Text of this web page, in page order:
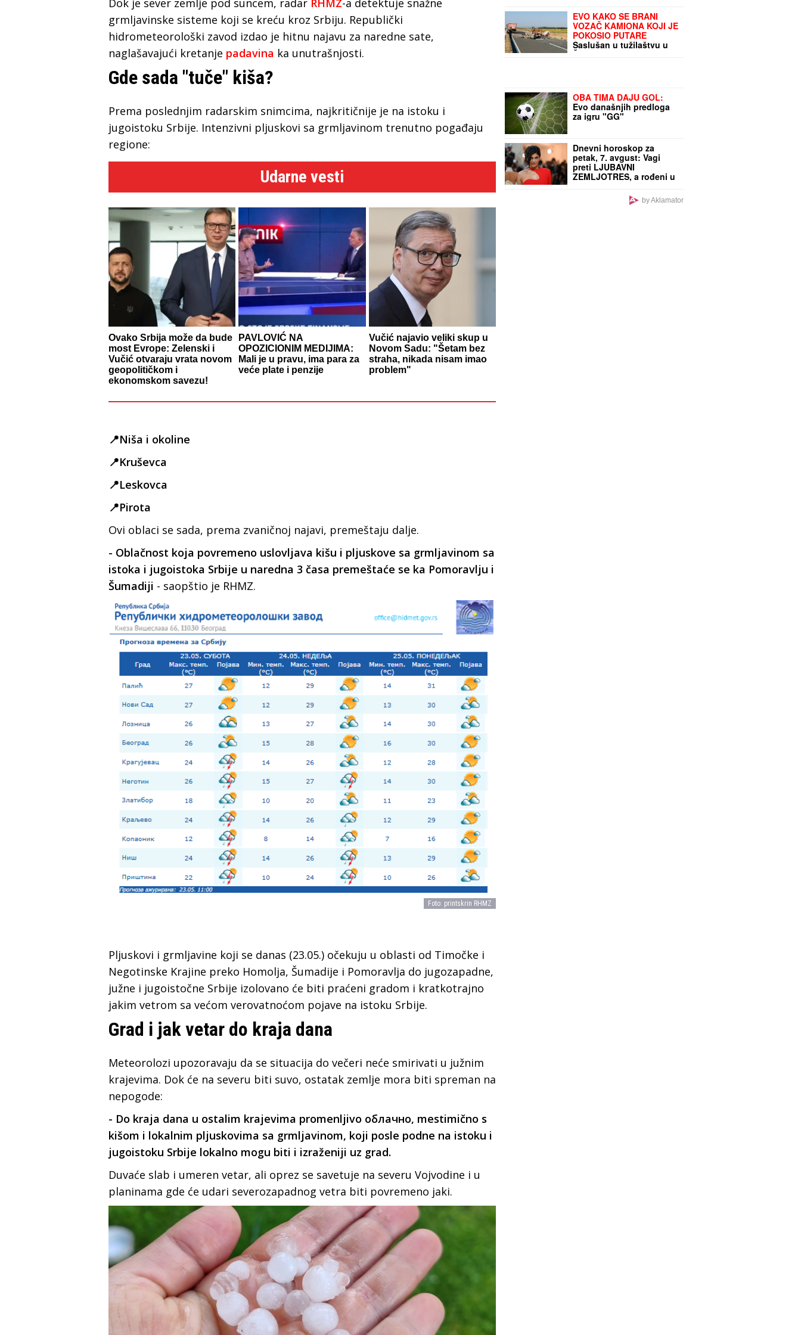
grmljavinske sisteme koji se kreću kroz Srbiju. Republički
hidrometeorološki zavod izdao je hitnu najavu za naredne sate,
naglašavajući kretanje padavina ka unutrašnjosti.
Gde sada "tuče" kiša?
Prema poslednjim radarskim snimcima, najkritičnije je na istoku i
jugoistoku Srbije. Intenzivni pljuskovi sa grmljavinom trenutno pogađaju
regione:
Udarne vesti
Ovako Srbija može da bude
most Evrope: Zelenski i
Vučić otvaraju vrata novom
geopolitičkom i
ekonomskom savezu!
PAVLOVIĆ NA
OPOZICIONIM MEDIJIMA:
Mali je u pravu, ima para za
veće plate i penzije
Vučić najavio veliki skup u
Novom Sadu: "Šetam bez
straha, nikada nisam imao
problem"
📍Niša i okoline
📍Kruševca
📍Leskovca
📍Pirota
Ovi oblaci se sada, prema zvaničnoj najavi, premeštaju dalje.
- Oblačnost koja povremeno uslovljava kišu i pljuskove sa grmljavinom sa
istoka i jugoistoka Srbije u naredna 3 časa premeštaće se ka Pomoravlju i
Šumadiji - saopštio je RHMZ.
Foto: printskrin RHMZ
Pljuskovi i grmljavine koji se danas (23.05.) očekuju u oblasti od Timočke i
Negotinske Krajine preko Homolja, Šumadije i Pomoravlja do jugozapadne,
južne i jugoistočne Srbije izolovano će biti praćeni gradom i kratkotrajno
jakim vetrom sa većom verovatnoćom pojave na istoku Srbije.
Grad i jak vetar do kraja dana
Meteorolozi upozoravaju da se situacija do večeri neće smirivati u južnim
krajevima. Dok će na severu biti suvo, ostatak zemlje mora biti spreman na
nepogode:
- Do kraja dana u ostalim krajevima promenljivo облачно, mestimično s
kišom i lokalnim pljuskovima sa grmljavinom, koji posle podne na istoku i
jugoistoku Srbije lokalno mogu biti i izraženiji uz grad.
Duvaće slab i umeren vetar, ali oprez se savetuje na severu Vojvodine i u
planinama gde će udari severozapadnog vetra biti povremeno jaki.
EVO KAKO SE BRANI
VOZAČ KAMIONA KOJI JE
POKOSIO PUTARE
Saslušan u tužilaštvu u
Šapcu: Udario u pešake
OBA TIMA DAJU GOL:
Evo današnjih predloga
za igru "GG"
Dnevni horoskop za
petak, 7. avgust: Vagi
preti LJUBAVNI
ZEMLJOTRES, a rođeni u
rizikuju na poslu
by Aklamator